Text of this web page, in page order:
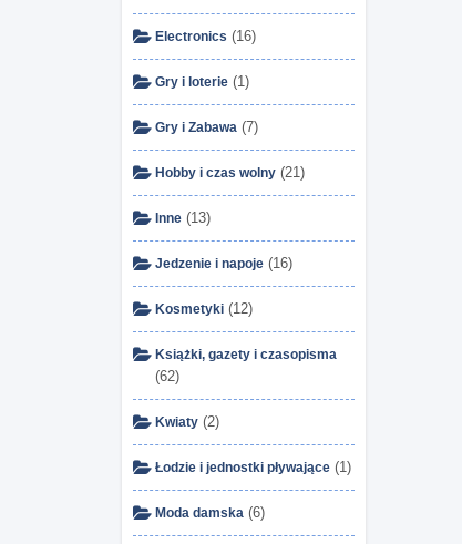
Electronics (16)
Gry i loterie (1)
Gry i Zabawa (7)
Hobby i czas wolny (21)
Inne (13)
Jedzenie i napoje (16)
Kosmetyki (12)
Książki, gazety i czasopisma
(62)
Kwiaty (2)
Łodzie i jednostki pływające (1)
Moda damska (6)